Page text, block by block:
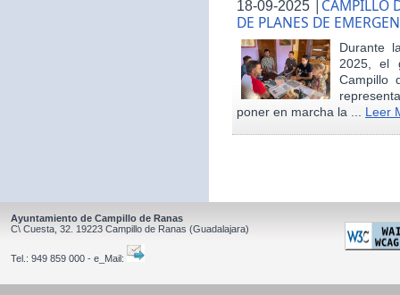
18-09-2025 | CAMPILLO
DE PLANES DE
Durante
2025, el
Campillo
poner en marcha la ... Leer
Ayuntamiento de Campillo de Ranas
C\ Cuesta, 32. 19223 Campillo de Ranas (Guadalajara)
Tel.: 949 859 000 - e_Mail: